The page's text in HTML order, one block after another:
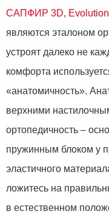
САПФИР 3D,
являются эталоном
устроят далеко не
комфорта
«анатомичность».
верхними
ортопедичность –
пружинным блоком у
эластичного
ложитесь на
в естественном